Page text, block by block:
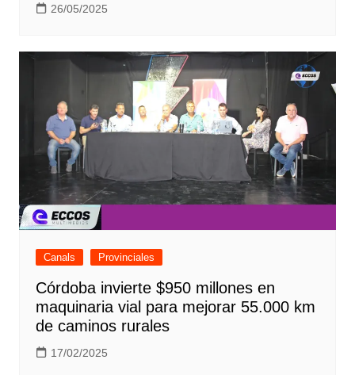
26/05/2025
Canals Provinciales
Córdoba invierte $950 millones en
maquinaria vial para mejorar 55.000 km
de caminos rurales
17/02/2025